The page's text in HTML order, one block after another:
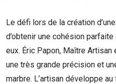
Le défi lors de la création
d’obtenir une cohésion
eux. Éric Papon, Maître
une très grande précision et
marbre. L’artisan développe